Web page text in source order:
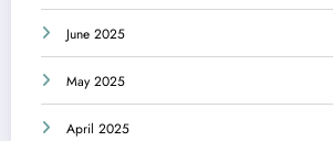
June 2025
May 2025
April 2025